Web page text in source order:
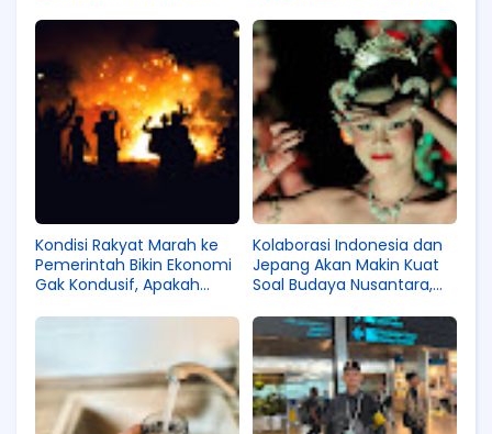
Kondisi Rakyat Marah ke
Pemerintah Bikin Ekonomi
Gak Kondusif, Apakah
ke Jepang?
Kolaborasi Indonesia dan
Jepang Akan Makin Kuat
Soal Budaya Nusantara,